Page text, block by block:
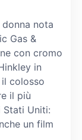
nota
Gas &
con cromo
in
colosso
il più
Stati Uniti:
un film